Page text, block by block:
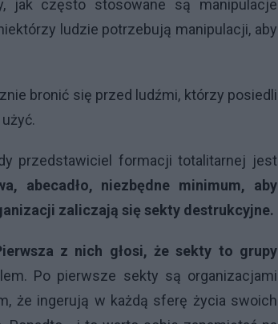
jak często stosowane są manipulacje
ludzie potrzebują manipulacji, aby
bronić się przed ludźmi, którzy posiedli
przedstawiciel formacji totalitarnej jest
abecadło, niezbędne minimum, aby
zaliczają się sekty destrukcyjne.
z nich głosi, że sekty to grupy
Po pierwsze sekty są organizacjami
że ingerują w każdą sferę życia swoich